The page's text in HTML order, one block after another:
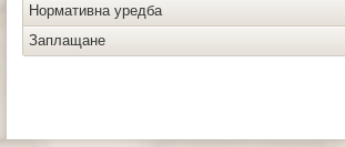
Нормативна уредба
Заплащане